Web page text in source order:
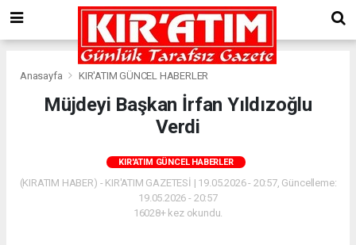
Anasayfa KIR'ATIM GÜNCEL HABERLER
Müjdeyi Başkan İrfan Yıldızoğlu
Verdi
KIR'ATIM GÜNCEL HABERLER
(KIRATIM HABER) - KIR'ATIM GAZETESİ | 19.05.2026 - 20:57, Güncelleme:
19.05.2026 - 20:57
16028+ kez okundu.